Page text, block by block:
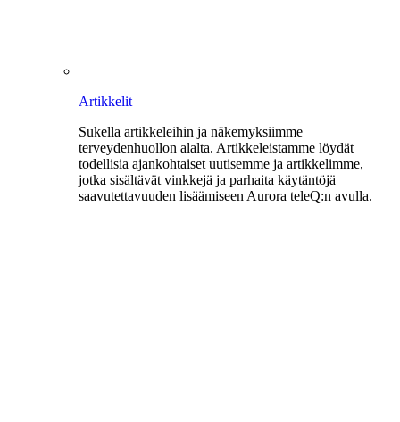
Artikkelit
Sukella artikkeleihin ja näkemyksiimme
terveydenhuollon alalta. Artikkeleistamme löydät
todellisia ajankohtaiset uutisemme ja artikkelimme,
jotka sisältävät vinkkejä ja parhaita käytäntöjä
saavutettavuuden lisäämiseen Aurora teleQ:n avulla.